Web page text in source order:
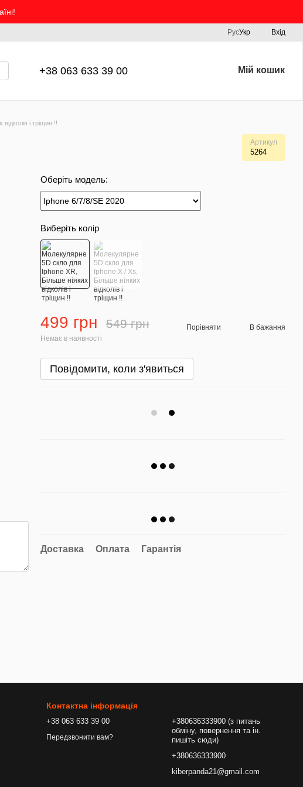
РусУкр Вхід
+38 063 633 39 00 Мій кошик
і тріщин !!
Артикул
5264
Оберіть модель:
Виберіть колір
499 грн 549 грн
Немає в наявності
Порівняти В бажання
Повідомити, коли з'явиться
Доставка Оплата Гарантія
Контактна інформація
+38 063 633 39 00
Передзвонити вам?
+380636333900 (з питань
обміну, повернення та ін.
пишіть сюди)
+380636333900
kiberpanda21@gmail.com